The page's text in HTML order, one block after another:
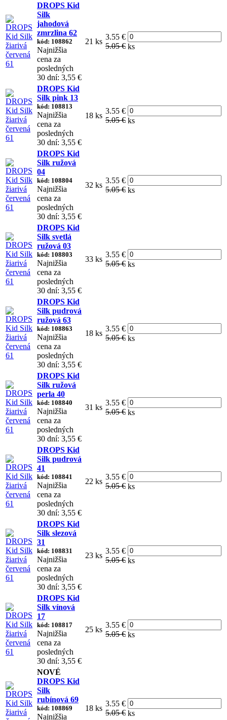
DROPS Kid
Silk
jahodová
zmrzlina 62
kód: 108862
Najnižšia
cena za
posledných
30 dní: 3,55 €
21 ks
3.55 €
5.05 € ks
DROPS Kid
Silk pink 13
kód: 108813
Najnižšia
cena za
posledných
30 dní: 3,55 €
18 ks
3.55 €
5.05 € ks
DROPS Kid
Silk ružová
04
kód: 108804
Najnižšia
cena za
posledných
30 dní: 3,55 €
32 ks
3.55 €
5.05 € ks
DROPS Kid
Silk svetlá
ružová 03
kód: 108803
Najnižšia
cena za
posledných
30 dní: 3,55 €
33 ks
3.55 €
5.05 € ks
DROPS Kid
Silk pudrová
ružová 63
kód: 108863
Najnižšia
cena za
posledných
30 dní: 3,55 €
18 ks
3.55 €
5.05 € ks
DROPS Kid
Silk ružová
perla 40
kód: 108840
Najnižšia
cena za
posledných
30 dní: 3,55 €
31 ks
3.55 €
5.05 € ks
DROPS Kid
Silk pudrová
41
kód: 108841
Najnižšia
cena za
posledných
30 dní: 3,55 €
22 ks
3.55 €
5.05 € ks
DROPS Kid
Silk slezová
31
kód: 108831
Najnižšia
cena za
posledných
30 dní: 3,55 €
23 ks
3.55 €
5.05 € ks
DROPS Kid
Silk vínová
17
kód: 108817
Najnižšia
cena za
posledných
30 dní: 3,55 €
25 ks
3.55 €
5.05 € ks
NOVÉ
DROPS Kid
Silk
rubínová 69
kód: 108869
Najnižšia
18 ks
3.55 €
5.05 € ks